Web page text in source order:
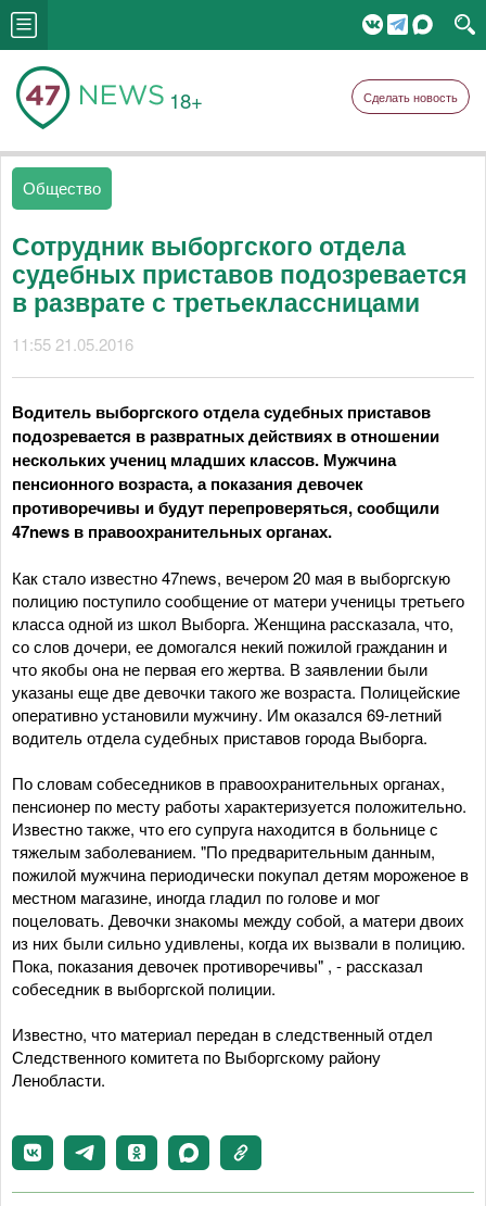
18+ Сделать новость
Общество
Сотрудник выборгского отдела
судебных приставов подозревается
в разврате с третьеклассницами
11:55 21.05.2016
Водитель выборгского отдела судебных приставов
подозревается в развратных действиях в отношении
нескольких учениц младших классов. Мужчина
пенсионного возраста, а показания девочек
противоречивы и будут перепроверяться, сообщили
47news в правоохранительных органах.
Как стало известно 47news, вечером 20 мая в выборгскую
полицию поступило сообщение от матери ученицы третьего
класса одной из школ Выборга. Женщина рассказала, что,
со слов дочери, ее домогался некий пожилой гражданин и
что якобы она не первая его жертва. В заявлении были
указаны еще две девочки такого же возраста. Полицейские
оперативно установили мужчину. Им оказался 69-летний
водитель отдела судебных приставов города Выборга.
По словам собеседников в правоохранительных органах,
пенсионер по месту работы характеризуется положительно.
Известно также, что его супруга находится в больнице с
тяжелым заболеванием. "По предварительным данным,
пожилой мужчина периодически покупал детям мороженое в
местном магазине, иногда гладил по голове и мог
поцеловать. Девочки знакомы между собой, а матери двоих
из них были сильно удивлены, когда их вызвали в полицию.
Пока, показания девочек противоречивы" , - рассказал
собеседник в выборгской полиции.
Известно, что материал передан в следственный отдел
Следственного комитета по Выборгскому району
Ленобласти.